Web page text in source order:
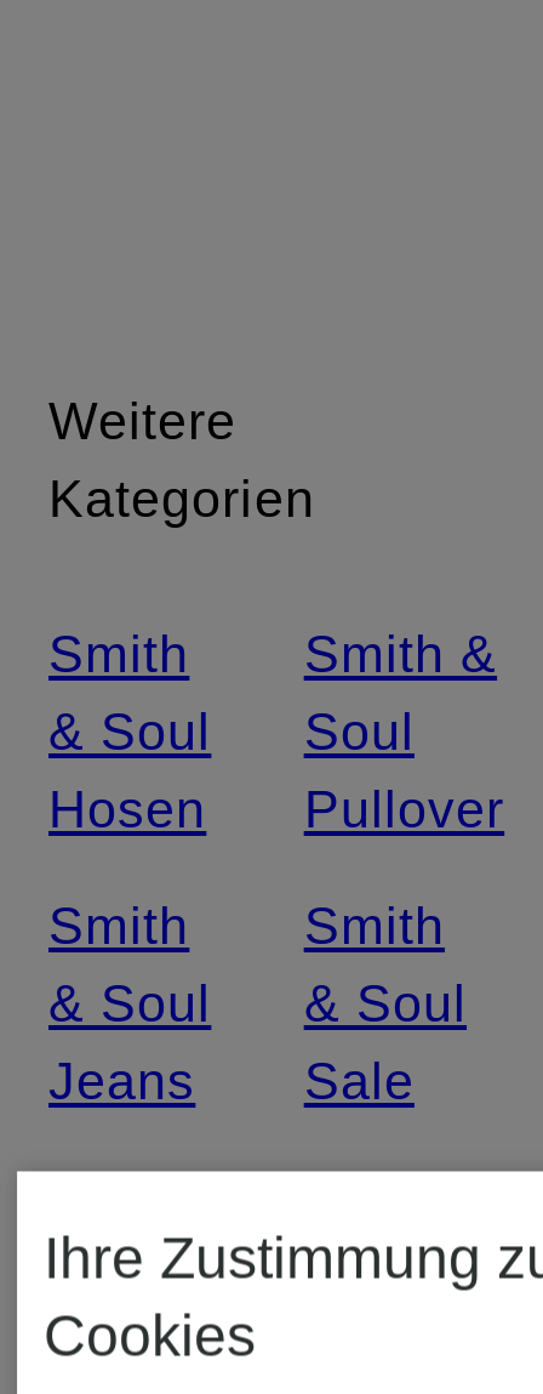
Weitere
Kategorien
Smith
& Soul
Hosen
Smith
& Soul
Jeans
& Soul
Kleider
Smith &
Soul
Pullover
Smith
& Soul
Sale
Ihre Zustimmung
Cookies